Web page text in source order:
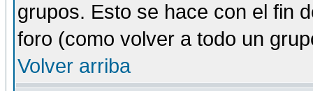
grupos. Esto se hace con el fin
foro (como volver a todo un
Volver arriba